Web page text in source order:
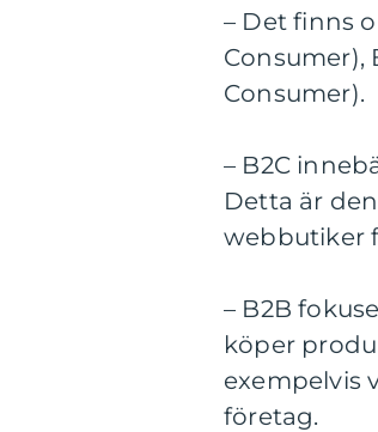
– Det finns
Consumer),
Consumer).
– B2C
Detta är
webbutiker
– B2B
köper
exempelvis
företag.